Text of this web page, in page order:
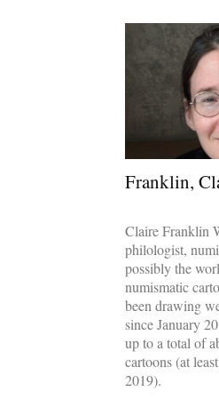
Franklin,
Claire Franklin
philologist,
possibly the
numismatic
been drawing
since January
up to a total of
cartoons (at
2019).